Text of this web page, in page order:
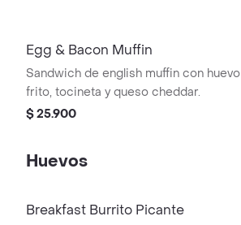
Egg & Bacon Muffin
Sandwich de english muffin con huevo
frito, tocineta y queso cheddar.
$ 25.900
Huevos
Breakfast Burrito Picante